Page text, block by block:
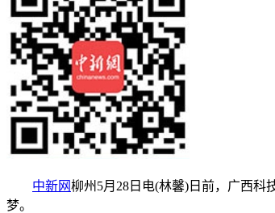
中新网柳州5月28日电(林馨)日前，广西
梦。